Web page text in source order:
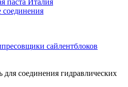
паста Италия
сайлентблоков
для соединения гидравлических